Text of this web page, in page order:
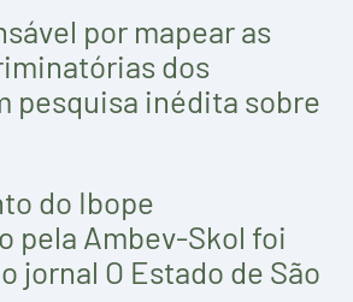
por mapear as
dos
pesquisa inédita sobre
do Ibope
pela Ambev-Skol foi
jornal O Estado de São